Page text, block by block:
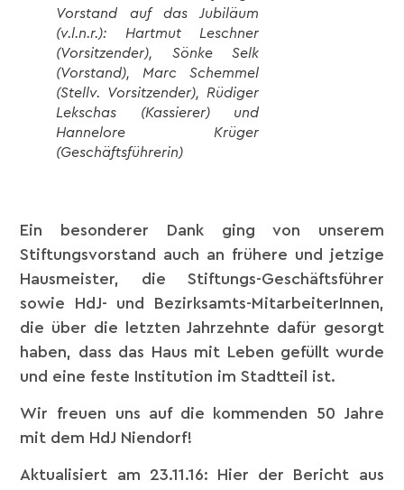
Vorstand auf das Jubiläum
(v.l.n.r.): Hartmut Leschner
(Vorsitzender), Sönke Selk
(Vorstand), Marc Schemmel
(Stellv. Vorsitzender), Rüdiger
Lekschas (Kassierer) und
Hannelore Krüger
(Geschäftsführerin)
Ein besonderer Dank ging von unserem
Stiftungsvorstand auch an frühere und jetzige
Hausmeister, die Stiftungs-Geschäftsführer
sowie HdJ- und Bezirksamts-MitarbeiterInnen,
die über die letzten Jahrzehnte dafür gesorgt
haben, dass das Haus mit Leben gefüllt wurde
und eine feste Institution im Stadtteil ist.
Wir freuen uns auf die kommenden 50 Jahre
mit dem HdJ Niendorf!
Aktualisiert am 23.11.16: Hier der Bericht aus